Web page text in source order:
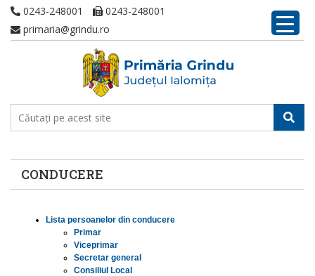
0243-248001
0243-248001
primaria@grindu.ro
CONDUCERE
Lista persoanelor din conducere
Primar
Viceprimar
Secretar general
Consiliul Local